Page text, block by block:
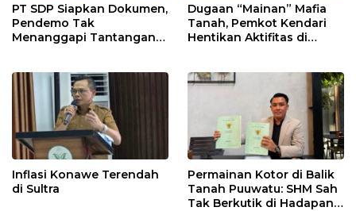
PT SDP Siapkan Dokumen,
Pendemo Tak
Menanggapi Tantangan
Dugaan “Mainan” Mafia
Tanah, Pemkot Kendari
Hentikan Aktifitas di
Inflasi Konawe Terendah
di Sultra
Permainan Kotor di Balik
Tanah Puuwatu: SHM Sah
Tak Berkutik di Hadapan